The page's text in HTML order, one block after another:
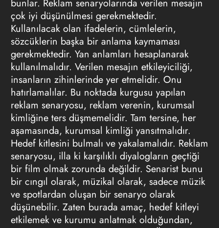
bunlar. Reklam senaryolarında verilen mesajın
çok iyi düşünülmesi gerekmektedir.
Kullanılacak olan ifadelerin, cümlelerin,
sözcüklerin başka bir anlama kaymaması
gerekmektedir. Yan anlamları hesaplanarak
kullanılmalıdır. Verilen mesajın etkileyiciliği,
insanların zihinlerinde yer etmelidir. Onu
hatırlamalılar. Bu noktada kurgusu yapılan
reklam senaryosu, reklam verenin, kurumsal
kimliğine ters düşmemelidir. Tam tersine, her
aşamasında, kurumsal kimliği yansıtmalıdır.
Hedef kitlesini bulmalı ve yakalamalıdır. Reklam
senaryosu, illa ki karşılıklı diyalogların geçtiği
bir film olmak zorunda değildir. Senarist bunu
bir cıngıl olarak, müzikal olarak, sadece müzik
ve spotlardan oluşan bir senaryo olarak
düşünebilir. Zaten burada amaç, hedef kitleyi
etkilemek ve kurumu anlatmak olduğundan,